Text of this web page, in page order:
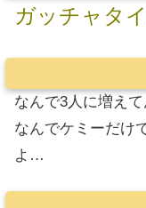
ガッチャタ
なんで3人に増え
なんでケミーだけ
よ…